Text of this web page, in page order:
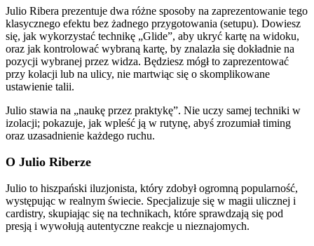
Julio Ribera prezentuje dwa różne sposoby na zaprezentowanie tego
klasycznego efektu bez żadnego przygotowania (setupu). Dowiesz
się, jak wykorzystać technikę „Glide”, aby ukryć kartę na widoku,
oraz jak kontrolować wybraną kartę, by znalazła się dokładnie na
pozycji wybranej przez widza. Będziesz mógł to zaprezentować
przy kolacji lub na ulicy, nie martwiąc się o skomplikowane
ustawienie talii.
Julio stawia na „naukę przez praktykę”. Nie uczy samej techniki w
izolacji; pokazuje, jak wpleść ją w rutynę, abyś zrozumiał timing
oraz uzasadnienie każdego ruchu.
O Julio Riberze
Julio to hiszpański iluzjonista, który zdobył ogromną popularność,
występując w realnym świecie. Specjalizuje się w magii ulicznej i
cardistry, skupiając się na technikach, które sprawdzają się pod
presją i wywołują autentyczne reakcje u nieznajomych.